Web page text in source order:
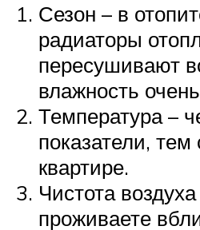
Сезон – в
радиаторы
пересушивают
влажность
Температура –
показатели,
квартире.
Чистота
проживаете